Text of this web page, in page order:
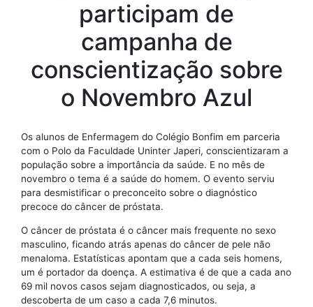
participam de
campanha de
conscientização sobre
o Novembro Azul
Os alunos de Enfermagem do Colégio Bonfim em parceria
com o Polo da Faculdade Uninter Japeri, conscientizaram a
população sobre a importância da saúde. E no mês de
novembro o tema é a saúde do homem. O evento serviu
para desmistificar o preconceito sobre o diagnóstico
precoce do câncer de próstata.
O câncer de próstata é o câncer mais frequente no sexo
masculino, ficando atrás apenas do câncer de pele não
menaloma. Estatísticas apontam que a cada seis homens,
um é portador da doença. A estimativa é de que a cada ano
69 mil novos casos sejam diagnosticados, ou seja, a
descoberta de um caso a cada 7,6 minutos.